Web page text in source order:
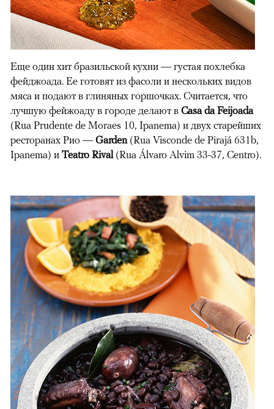
Еще один хит бразильской кухни — густая похлебка
фейджоада. Ее готовят из фасоли и нескольких видов
мяса и подают в глиняных горшочках. Считается, что
лучшую фейжоаду в городе делают в Casa da Feijoada
(Rua Prudente de Moraes 10, Ipanema) и двух старейших
ресторанах Рио — Garden (Rua Visconde de Pirajá 631b,
Ipanema) и Teatro Rival (Rua Álvaro Alvim 33-37, Centro).